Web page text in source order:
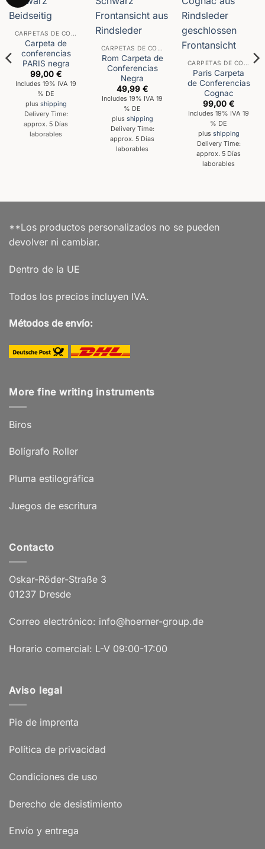
CARPETAS DE CONFERENCIAS
Carpeta de
conferencias
PARIS negra
99,00€
Includes 19% IVA 19
% DE
plus shipping
Delivery Time:
approx. 5 Días
laborables
CARPETAS DE CONFERENCIAS
Rom Carpeta de
Conferencias
Negra
49,99€
Includes 19% IVA 19
% DE
plus shipping
Delivery Time:
approx. 5 Días
laborables
CARPETAS DE CONFERENCIAS
Paris Carpeta
de Conferencias
Cognac
99,00€
Includes 19% IVA 19
% DE
plus shipping
Delivery Time:
approx. 5 Días
laborables
**Los productos personalizados no se pueden
devolver ni cambiar.
Dentro de la UE
Todos los precios incluyen IVA.
Métodos de envío:
More fine writing instruments
Biros
Bolígrafo Roller
Pluma estilográfica
Juegos de escritura
Contacto
Oskar-Röder-Straße 3
01237 Dresde
Correo electrónico: info@hoerner-group.de
Horario comercial: L-V 09:00-17:00
Aviso legal
Pie de imprenta
Política de privacidad
Condiciones de uso
Derecho de desistimiento
Envío y entrega